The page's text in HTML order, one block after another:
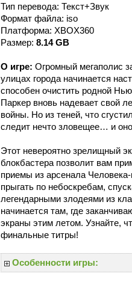
Тип перевода: Текст+Звук
Формат файла: iso
Платформа: XBOX360
Размер: 8.14 GB
О игре: Огромный мегаполис
улицах города начинается
способен очистить родной
Паркер вновь надевает свой
войны. Но из теней, что
следит нечто зловещее… и
Этот невероятно зрелищный
блокбастера позволит вам
приемы из арсенала
прыгать по небоскребам,
легендарными злодеями из
начинается там, где
экраны этим летом. Узнайте,
финальные титры!
Особенности игры: